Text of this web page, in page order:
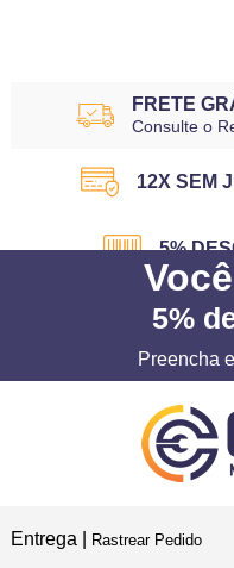
FRETE
Consulte o
12X SEM
5%
Você
5%
Preencha
Entrega | Rastrear Pedido